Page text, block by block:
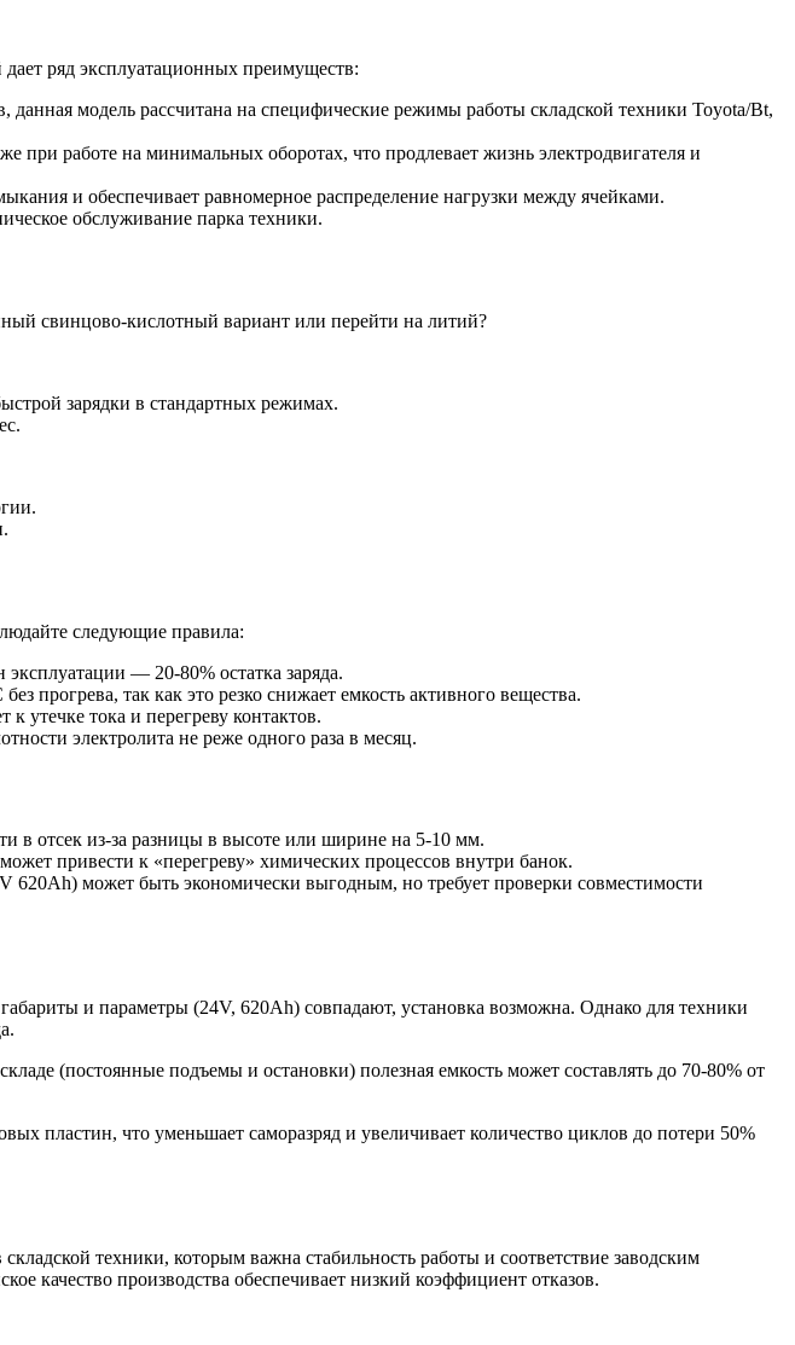
ряд эксплуатационных преимуществ:
данная модель рассчитана на специфические режимы работы складской техники Toyota/Bt,
при работе на минимальных оборотах, что продлевает жизнь электродвигателя и
и обеспечивает равномерное распределение нагрузки между ячейками.
обслуживание парка техники.
свинцово-кислотный вариант или перейти на литий?
зарядки в стандартных режимах.
следующие правила:
— 20-80% остатка заряда.
прогрева, так как это резко снижает емкость активного вещества.
утечке тока и перегреву контактов.
электролита не реже одного раза в месяц.
в отсек из-за разницы в высоте или ширине на 5-10 мм.
привести к «перегреву» химических процессов внутри банок.
620Ah) может быть экономически выгодным, но требует проверки совместимости
и параметры (24V, 620Ah) совпадают, установка возможна. Однако для техники
(постоянные подъемы и остановки) полезная емкость может составлять до 70-80% от
пластин, что уменьшает саморазряд и увеличивает количество циклов до потери 50%
техники, которым важна стабильность работы и соответствие заводским
качество производства обеспечивает низкий коэффициент отказов.